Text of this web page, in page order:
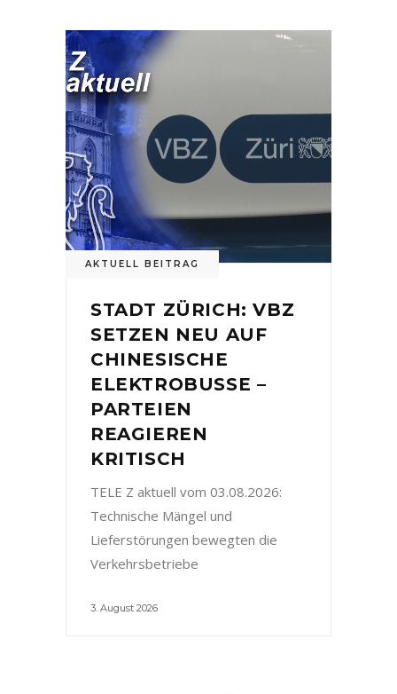
AKTUELL BEITRAG
STADT ZÜRICH: VBZ
SETZEN NEU AUF
CHINESISCHE
ELEKTROBUSSE –
PARTEIEN
REAGIEREN
KRITISCH
TELE Z aktuell vom 03.08.2026:
Technische Mängel und
Lieferstörungen bewegten die
Verkehrsbetriebe
3. August 2026